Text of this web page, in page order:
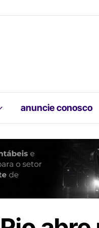
anuncie conosco